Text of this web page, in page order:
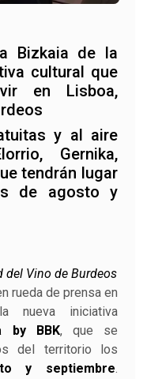
Bizkaia de la
cultural que
en Lisboa,
y al aire
Gernika,
tendrán lugar
de agosto y
del Vino de Burdeos
rueda de prensa en
nueva iniciativa
by BBK, que se
del territorio los
y septiembre.